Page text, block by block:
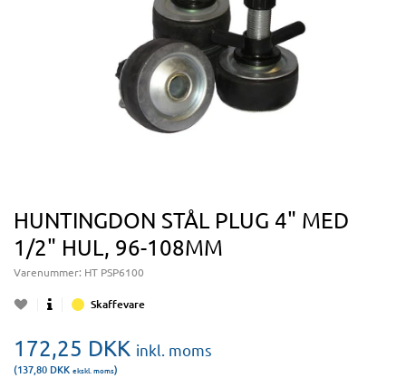
HUNTINGDON STÅL PLUG 4" MED
1/2" HUL, 96-108MM
Varenummer: HT PSP6100
Skaffevare
172,25 DKK inkl. moms
(137,80 DKK ekskl. moms)